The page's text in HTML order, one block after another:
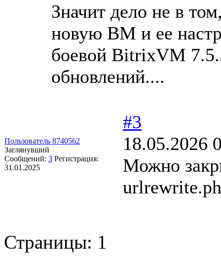
Значит дело не в
новую ВМ и ее
боевой BitrixVM
обновлений....
Пользователь 8740562
Заглянувший
Сообщений: 3 Регистрация:
31.01.2025
#3
18.05.2026
Можно
Страницы: 1